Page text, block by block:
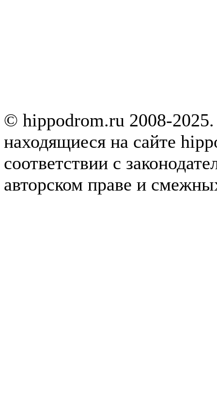
© hippodrom.ru 2008-
находящиеся на сайте
соответствии с
авторском праве и